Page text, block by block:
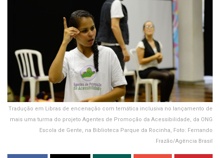
Tradução em Libras de encenação com temática inclusiva no lançamento de
mais uma turma do projeto Agentes de Promoção da Acessibilidade, da ONG
Escola de Gente, na Biblioteca Parque da Rocinha, Foto: Fernando
Frazão/Agência Brasil